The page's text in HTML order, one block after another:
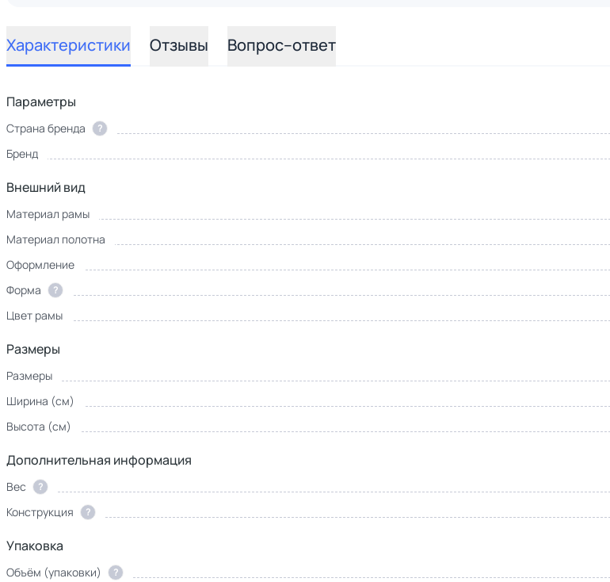
Характеристики Отзывы Вопрос–ответ
Параметры
Страна бренда ?
Бренд
Внешний вид
Материал рамы
Материал полотна
Оформление
Форма
?
Цвет рамы
Размеры
Размеры
Ширина (см)
Высота (см)
Дополнительная информация
Вес ?
Конструкция
?
Упаковка
Объём (упаковки) ?